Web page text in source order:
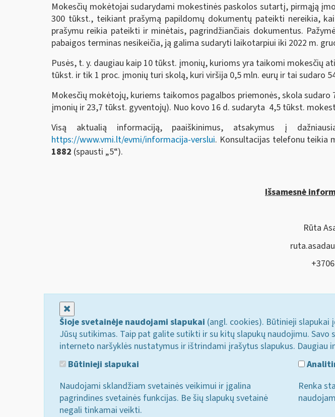
Mokesčių mokėtojai sudarydami mokestinės paskolos sutartį, pirmąją
300 tūkst., teikiant prašymą papildomų dokumentų pateikti nereikia,
prašymu reikia pateikti ir minėtais, pagrindžiančiais dokumentus.
pabaigos terminas nesikeičia, ją galima sudaryti laikotarpiui iki 2022 m.
Pusės, t. y. daugiau kaip 10 tūkst. įmonių, kurioms yra taikomi mokesčių
tūkst. ir tik 1 proc. įmonių turi skolą, kuri viršija 0,5 mln. eurų ir tai sudaro
Mokesčių mokėtojų, kuriems taikomos pagalbos priemonės, skola
įmonių ir 23,7 tūkst. gyventojų). Nuo kovo 16 d. sudaryta 4,5 tūkst.
Visą aktualią informaciją, paaiškinimus, atsakymus į
https://www.vmi.lt/evmi/informacija-verslui. Konsultacijas telefonu teikia
1882 (spausti „5“).
Išsamesnė
Rūta
Šioje svetainėje naudojami slapukai (angl. cookies). Būtinieji
Jūsų sutikimas. Taip pat galite sutikti ir su kitų slapukų naudojimu.
interneto naršyklės nustatymus ir ištrindami įrašytus slapukus. Daugiau
Būtinieji slapukai
Naudojami sklandžiam svetainės veikimui ir įgalina
pagrindines svetainės funkcijas. Be šių slapukų svetainė
negali tinkamai veikti.
Renka